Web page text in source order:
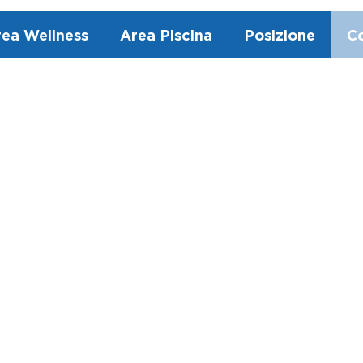
Wellness Area Piscina Posizione